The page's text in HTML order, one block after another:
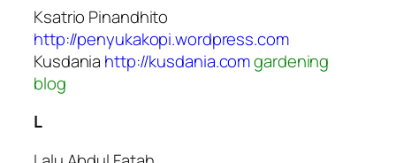
Ksatrio Pinandhito
http://penyukakopi.wordpress.com
Kusdania http://kusdania.comgardening
blog
L